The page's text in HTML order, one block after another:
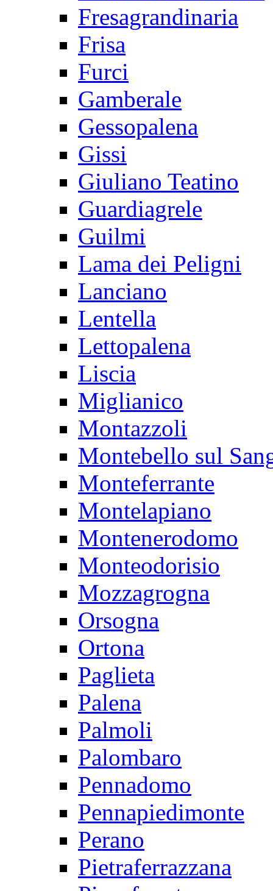
Fresagrandinaria
Frisa
Furci
Gamberale
Gessopalena
Gissi
Giuliano Teatino
Guardiagrele
Guilmi
Lama dei Peligni
Lanciano
Lentella
Lettopalena
Liscia
Miglianico
Montazzoli
Montebello sul
Monteferrante
Montelapiano
Montenerodomo
Monteodorisio
Mozzagrogna
Orsogna
Ortona
Paglieta
Palena
Palmoli
Palombaro
Pennadomo
Pennapiedimonte
Perano
Pietraferrazzana